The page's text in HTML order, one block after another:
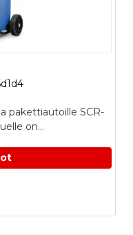
pakettiautoille SCR-
on...